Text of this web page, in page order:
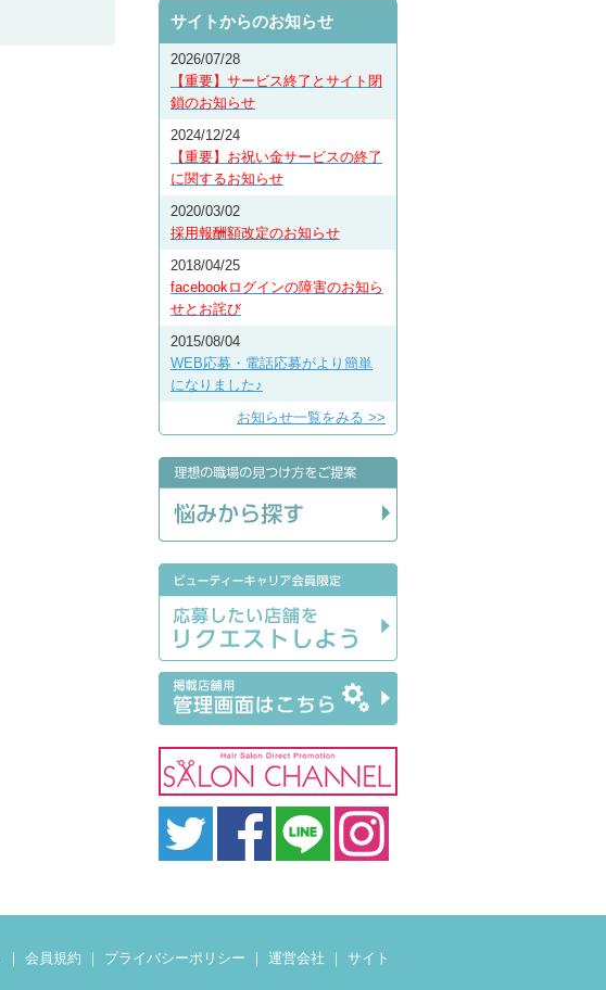
サイトからのお知らせ
2026/07/28
【重要】サービス終了とサイト閉
鎖のお知らせ
2024/12/24
【重要】お祝い金サービスの終了
に関するお知らせ
2020/03/02
採用報酬額改定のお知らせ
2018/04/25
facebookログインの障害のお知ら
せとお詫び
2015/08/04
WEB応募・電話応募がより簡単
になりました♪
お知らせ一覧をみる >>
｜ 会員規約 ｜ プライバシーポリシー ｜ 運営会社 ｜ サイト